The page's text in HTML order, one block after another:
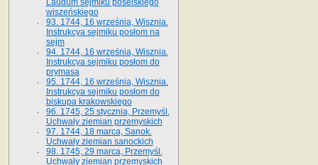
Laudum sejmiku poselskiego
wiszeńskiego
93. 1744, 16 września, Wisznia.
Instrukcya sejmiku posłom na
sejm
94. 1744, 16 września, Wisznia.
Instrukcya sejmiku posłom do
prymasa
95. 1744, 16 września, Wisznia.
Instrukcya sejmiku posłom do
biskupa krakowskiego
96. 1745, 25 stycznia, Przemyśl.
Uchwały ziemian przemyskich
97. 1744, 18 marca, Sanok.
Uchwały ziemian sanockich
98. 1745, 29 marca, Przemyśl.
Uchwały ziemian przemyskich